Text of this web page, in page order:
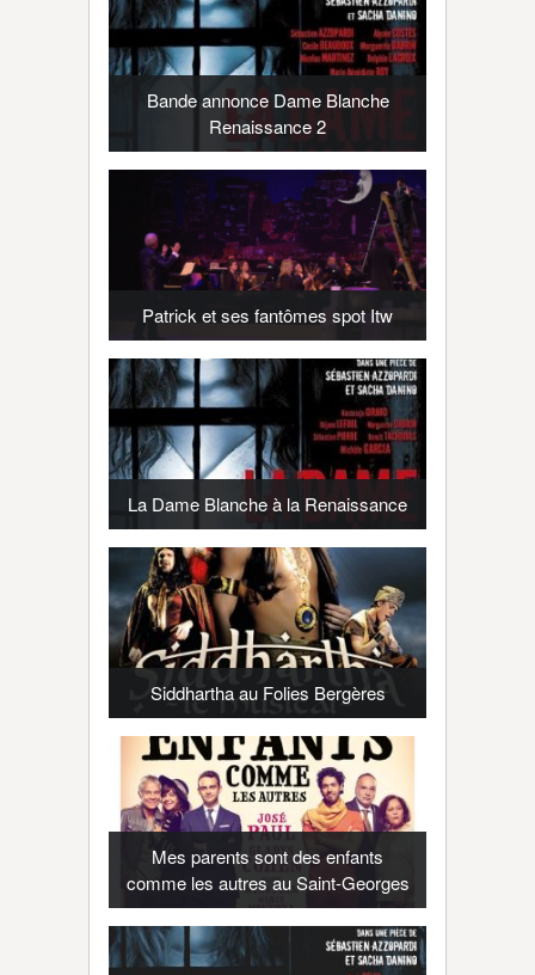
Bande annonce Dame Blanche
Renaissance 2
Patrick et ses fantômes spot Itw
La Dame Blanche à la Renaissance
Siddhartha au Folies Bergères
Mes parents sont des enfants
comme les autres au Saint-Georges